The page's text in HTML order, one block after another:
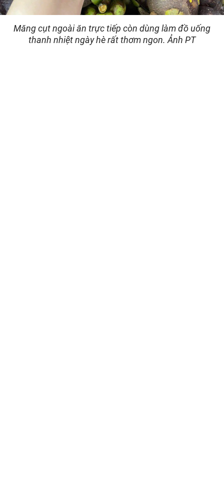
Măng cụt ngoài ăn trực tiếp còn dùng làm đồ uống
thanh nhiệt ngày hè rất thơm ngon. Ảnh PT